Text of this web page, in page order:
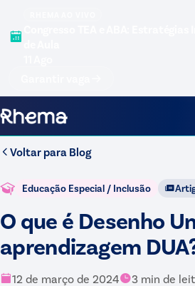
Voltar para Blog
Educação Especial / Inclusão
O que é Desenho
aprendizagem
12 de março de 2024 3 min de